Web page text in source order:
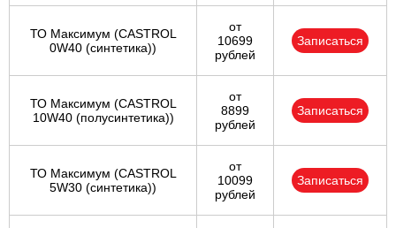
ТО Максимум (CASTROL
0W40 (синтетика))
от
10699
рублей
Записаться
ТО Максимум (CASTROL
10W40 (полусинтетика))
от
8899
рублей
Записаться
ТО Максимум (CASTROL
5W30 (синтетика))
от
10099
рублей
Записаться